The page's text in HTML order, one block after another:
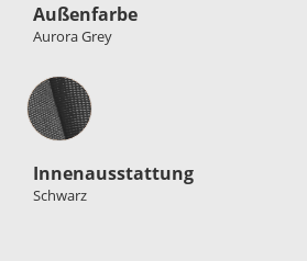
Außenfarbe
Aurora Grey
Innenausstattung
Innenausstattung
Schwarz